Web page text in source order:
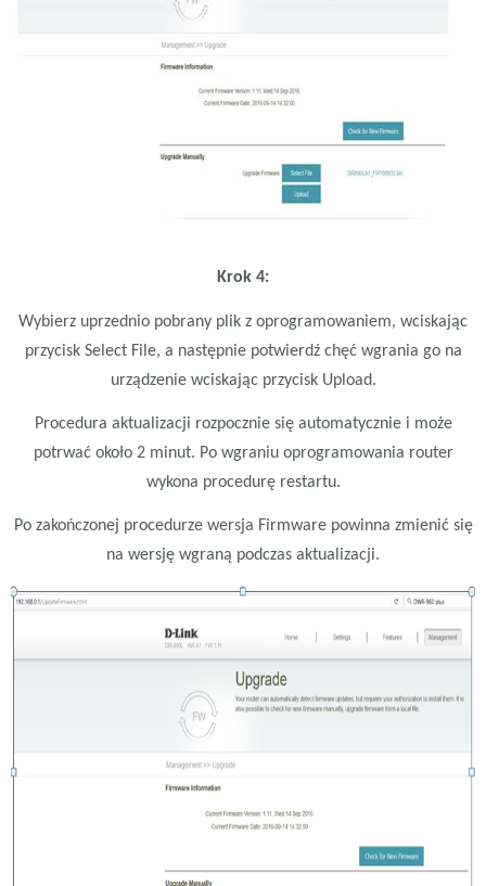
Krok 4:
Wybierz uprzednio pobrany plik z oprogramowaniem, wciskając
przycisk Select File, a następnie potwierdź chęć wgrania go na
urządzenie wciskając przycisk Upload.
Procedura aktualizacji rozpocznie się automatycznie i może
potrwać około 2 minut. Po wgraniu oprogramowania router
wykona procedurę restartu.
Po zakończonej procedurze wersja Firmware powinna zmienić się
na wersję wgraną podczas aktualizacji.